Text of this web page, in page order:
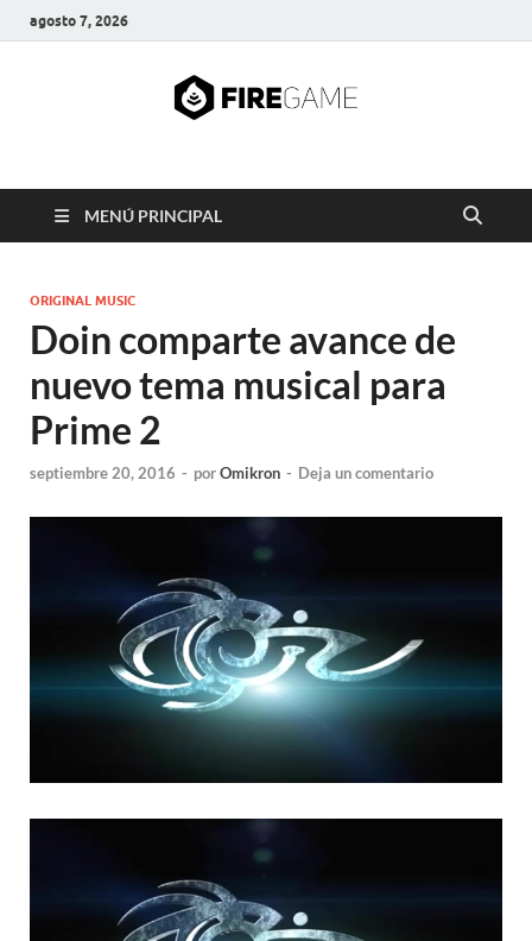
agosto 7, 2026
FIRE GAME
MENÚ PRINCIPAL
ORIGINAL MUSIC
Doin comparte avance de
nuevo tema musical para
Prime 2
septiembre 20, 2016 - porOmikron - Deja un comentario